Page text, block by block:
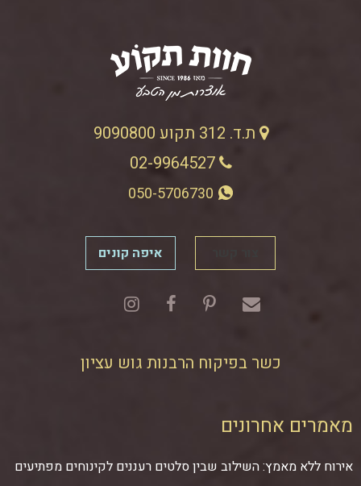
ת.ד. 312 תקוע 9090800
02-9964527
איפה קונים
כשר בפיקוח הרבנות גוש עציון
מאמרים אחרונים
אירוח ללא מאמץ: השילוב שבין סלטים רעננים לקינוחים מפתיעים